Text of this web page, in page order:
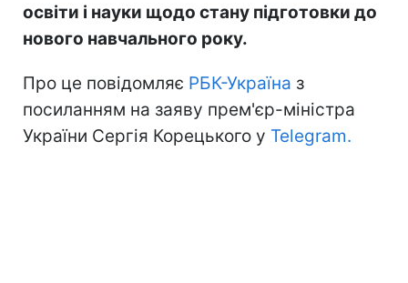
освіти і науки щодо стану підготовки до
нового навчального року.
Про це повідомляє РБК-Україна з
посиланням на заяву прем'єр-міністра
України Сергія Корецького у Telegram.